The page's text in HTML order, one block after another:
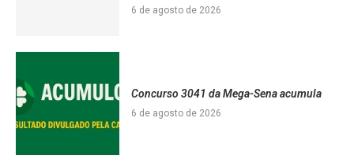
6 de agosto de 2026
Concurso 3041 da Mega-Sena acumula
6 de agosto de 2026